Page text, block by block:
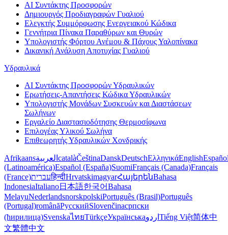
AI Συντάκτης Προσφορών
Δημιουργός Προδιαγραφών Γυαλιού
Ελεγκτής Συμμόρφωσης Ενεργειακού Κώδικα
Γεννήτρια Πίνακα Παραθύρων και Θυρών
Υπολογιστής Φόρτου Ανέμου & Πάχους Υαλοπίνακα
Δικανική Ανάλυση Αποτυχίας Γυαλιού
Υδραυλικά
AI Συντάκτης Προσφορών Υδραυλικών
Ερωτήσεις-Απαντήσεις Κώδικα Υδραυλικών
Υπολογιστής Μονάδων Συσκευών και Διαστάσεων
Σωλήνων
Εργαλείο Διαστασιοδότησης Θερμοσίφωνα
Επιλογέας Υλικού Σωλήνα
Επιθεωρητής Υδραυλικών Χονδρικής
Afrikaansالعربية catalàČeštinaDanskDeutschΕλληνικάEnglish
(Latinoamérica)Español (España)SuomiFrançais (Canada)Français
(France)עבריתहिन्दीHrvatskimagyarՀայերենBahasa
IndonesiaItaliano日本語한국어Bahasa
MelayuNederlandsnorskpolskiPortuguês (Brasil)Português
(Portugal)românăРусскийSlovenčinaсрпски
(ћирилица)SvenskaไทยTürkçeУкраїнськаاردو Tiếng Việt简体中
文繁體中文